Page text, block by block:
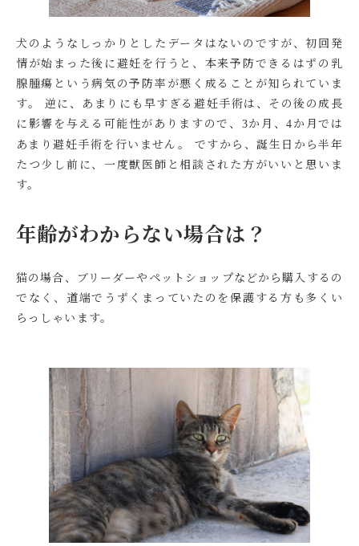
犬のようなしっかりとしたデータはないのですが、初回発
情が始まった後に避妊を行うと、 本来予防できるはずの乳
腺腫瘍という病気の予防率が悪く成ることが知られていま
す。
逆に、あまりにも早すぎる避妊手術は、その後の成長
に影響を与える可能性がありますので、
3か月、4 か月では
あまり避妊手術を行いません。 ですから、誕生日から半年
たつ少し前に、一度獣医師と相談された方がいいと思いま
す。
年齢がわからない場合は？
猫の場合、ブリーダーやペットショップなどから購入するの
でなく、道端でうずくまっていたのを保護する方も多くい
らっしゃいます。